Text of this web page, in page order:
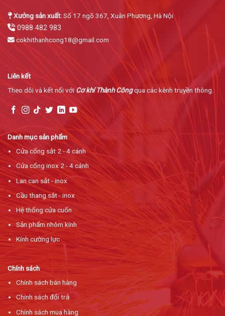
Xưởng sản xuất:Số 17 ngõ 367, Xuân Phương, Hà Nội
0988 482 983
cokhithanhcong18@gmail.com
Danh mục sản phẩm
Cửa cổng sắt 2 - 4 cánh
Cửa cổng inox 2 - 4 cánh
Lan can sắt - inox
Cầu thang sắt - inox
Hệ thống cửa cuốn
Sản phẩm nhôm kính
Kính cường lực
Chính sách
Chính sách bán hàng
Chinh sách đổi trả
Chính sách mua hàng
Liên kết
Theo dõi và kết nối với Cơ khí Thành Côngqua các kênh truyền thông.